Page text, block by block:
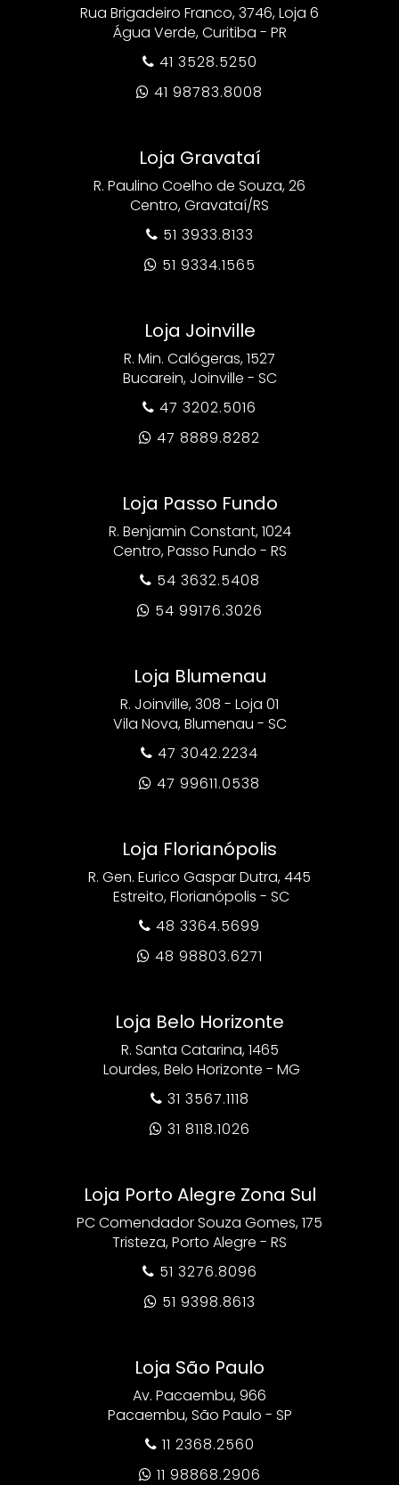
Rua Brigadeiro Franco, 3746, Loja 6
Água Verde, Curitiba - PR
 41 3528.5250
 41 98783.8008
Loja Gravataí
R. Paulino Coelho de Souza, 26
Centro, Gravataí/RS
 51 3933.8133
 51 9334.1565
Loja Joinville
R. Min. Calógeras, 1527
Bucarein, Joinville - SC
 47 3202.5016
 47 8889.8282
Loja Passo Fundo
R. Benjamin Constant, 1024
Centro, Passo Fundo - RS
 54 3632.5408
 54 99176.3026
Loja Blumenau
R. Joinville, 308 - Loja 01
Vila Nova, Blumenau - SC
 47 3042.2234
 47 99611.0538
Loja Florianópolis
R. Gen. Eurico Gaspar Dutra, 445
Estreito, Florianópolis - SC
 48 3364.5699
 48 98803.6271
Loja Belo Horizonte
R. Santa Catarina, 1465
Lourdes, Belo Horizonte - MG
 31 3567.1118
 31 8118.1026
Loja Porto Alegre Zona Sul
PC Comendador Souza Gomes, 175
Tristeza, Porto Alegre - RS
 51 3276.8096
 51 9398.8613
Loja São Paulo
Av. Pacaembu, 966
Pacaembu, São Paulo - SP
 11 2368.2560
 11 98868.2906